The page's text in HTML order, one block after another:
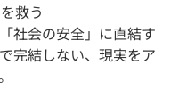
救う
社会の安全」に直結す
完結しない、現実をア